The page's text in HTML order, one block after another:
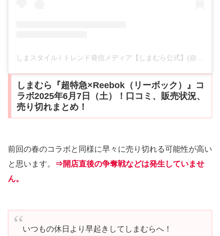
しまスタイル / トレンド発信メディア【しまむら公式】(@shimastyle.jp)がシェアした投稿
しまむら『超特急×Reebok（リーボック）』コ
ラボ2025年6月7日（土）！口コミ、販売状況、
売り切れまとめ！
前回の春のコラボと同様に早々に売り切れる可能性が高い
と思います。
⇒開店直後の争奪戦などは発生していませ
ん。
いつもの休日より早起きしてしまむらへ！